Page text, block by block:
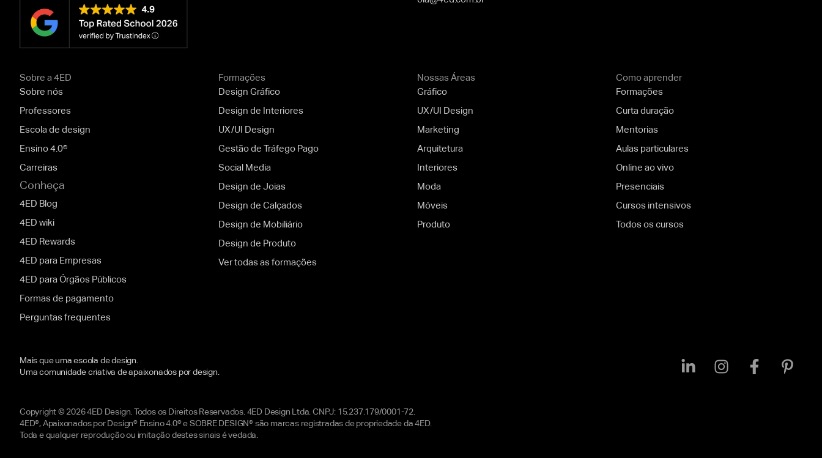
Sobre a 4ED
Sobre nós
Professores
Escola de design
Ensino 4.0®
Carreiras
Conheça
4ED Blog
4ED wiki
4ED Rewards
4ED para Empresas
4ED para Órgãos Públicos
Formas de pagamento
Perguntas frequentes
Formações
Design Gráfico
Design de Interiores
UX/UI Design
Gestão de Tráfego Pago
Social Media
Design de Joias
Design de Calçados
Design de Mobiliário
Design de Produto
Ver todas as formações
Nossas Áreas
Gráfico
UX/UI Design
Marketing
Arquitetura
Interiores
Moda
Móveis
Produto
Como aprender
Formações
Curta duração
Mentorias
Aulas particulares
Online ao vivo
Presenciais
Cursos intensivos
Todos os cursos
Mais que uma escola de design.
Uma comunidade criativa de apaixonados por design.
Copyright © 2026 4ED Design. Todos os Direitos Reservados. 4ED Design Ltda. CNPJ: 15.237.179/0001-72.
4ED®, Apaixonados por Design® Ensino 4.0® e SOBRE DESIGN® são marcas registradas de propriedade da 4ED.
Toda e qualquer reprodução ou imitação destes sinais é vedada.